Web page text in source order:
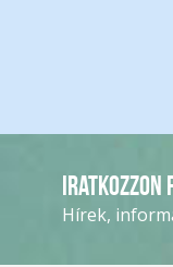
Hírek,